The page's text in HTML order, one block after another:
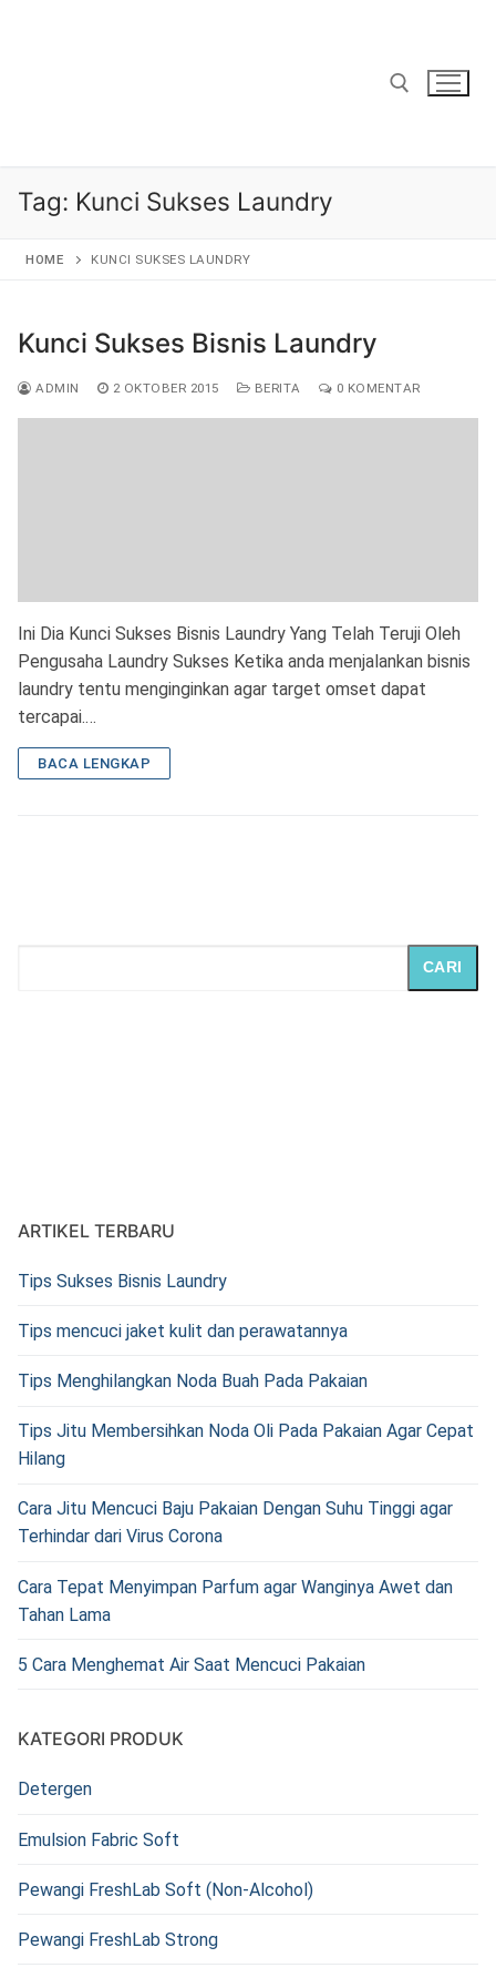
Tag: Kunci Sukses Laundry
HOME KUNCI SUKSES LAUNDRY
Kunci Sukses Bisnis Laundry
ADMIN 2 OKTOBER 2015 BERITA 0 KOMENTAR
Ini Dia Kunci Sukses Bisnis Laundry Yang Telah Teruji Oleh
Pengusaha Laundry Sukses Ketika anda menjalankan bisnis
laundry tentu menginginkan agar target omset dapat
tercapai.…
BACA LENGKAP
CARI
ARTIKEL TERBARU
Tips Sukses Bisnis Laundry
Tips mencuci jaket kulit dan perawatannya
Tips Menghilangkan Noda Buah Pada Pakaian
Tips Jitu Membersihkan Noda Oli Pada Pakaian Agar Cepat
Hilang
Cara Jitu Mencuci Baju Pakaian Dengan Suhu Tinggi agar
Terhindar dari Virus Corona
Cara Tepat Menyimpan Parfum agar Wanginya Awet dan
Tahan Lama
5 Cara Menghemat Air Saat Mencuci Pakaian
KATEGORI PRODUK
Detergen
Emulsion Fabric Soft
Pewangi FreshLab Soft (Non-Alcohol)
Pewangi FreshLab Strong